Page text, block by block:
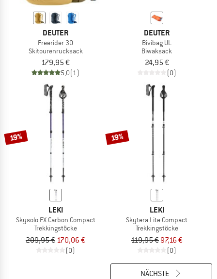
DEUTER
Freerider 30
Skitourenrucksack
179,95 €
5,0(1)
DEUTER
Bivibag UL
Biwaksack
24,95 €
(0)
19%
LEKI
Skysolo FX Carbon Compact
Trekkingstöcke
209,95 € 170,06 €
(0)
19%
LEKI
Skytera Lite Compact
Trekkingstöcke
119,95 € 97,16 €
(0)
NÄCHSTE